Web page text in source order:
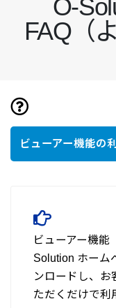
O-
FAQ（
ビューアー機能の
ビューアー機能
Solution ホーム
ンロードし、お
ただくだけで利